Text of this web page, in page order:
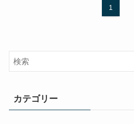
1
カテゴリー